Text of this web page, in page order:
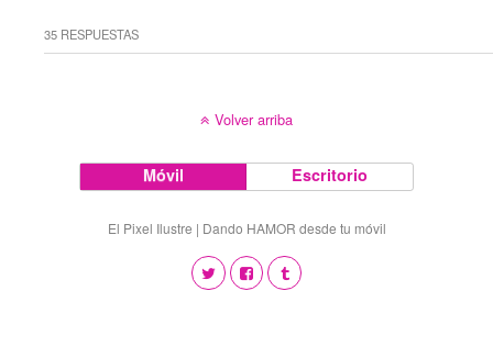
35 RESPUESTAS
Volver arriba
Móvil Escritorio
El Pixel Ilustre | Dando HAMOR desde tu móvil